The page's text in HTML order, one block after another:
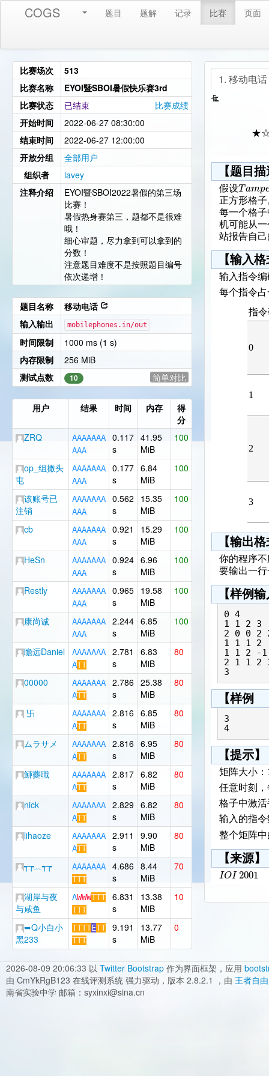
COGS 题目 题解 记录 比赛 页面
比赛场次
513
比赛名称
EYOI暨SBOI暑假快乐赛3rd
比赛状态
已结束
比赛成绩
开始时间
2022-06-27 08:30:00
结束时间
2022-06-27 12:00:00
开放分组
全部用户
组织者
lavey
注释介绍
EYOI暨SBOI2022暑假的第三场
比赛！
暑假热身赛第三，题都不是很难
哦！
细心审题，尽力拿到可以拿到的
分数！
注意题目难度不是按照题目编号
依次递增！
题目名称
移动电话
输入输出
mobilephones.in/out
时间限制
1000 ms (1 s)
内存限制
256 MiB
测试点数
10 简单对比
用户 结果 时间 内存
得
分
ZRQ
AAAAAAA
AAA
0.117
s
41.95
MiB
100
op_组撒头
屯
AAAAAAA
AAA
0.177
s
6.84
MiB
100
该账号已
注销
AAAAAAA
AAA
0.562
s
15.35
MiB
100
cb AAAAAAA
AAA
0.921
s
15.29
MiB
100
HeSn AAAAAAA
AAA
0.924
s
6.96
MiB
100
Restly AAAAAAA
AAA
0.965
s
19.58
MiB
100
康尚诚 AAAAAAA
AAA
2.244
s
6.85
MiB
100
瞻远Daniel AAAAAAA
ATT
2.781
s
6.83
MiB
80
00000 AAAAAAA
ATT
2.786
s
25.38
MiB
80
卐 AAAAAAA
ATT
2.816
s
6.85
MiB
80
ムラサメ AAAAAAA
ATT
2.816
s
6.95
MiB
80
䱖虁職 AAAAAAA
ATT
2.817
s
6.82
MiB
80
nick AAAAAAA
ATT
2.829
s
6.82
MiB
80
lihaoze AAAAAAA
ATT
2.911
s
9.90
MiB
80
┭┮﹏┭┮ AAAAAAA
TTT
4.686
s
8.44
MiB
70
湖岸与夜
与咸鱼
AWWWTTT
TTT
6.831
s
13.38
MiB
10
➥Q小白小
黑233
TTTTETT
TTT
9.191
s
13.77
MiB
0
1. 移动电话
★☆
【题目
假设Tamp
正方形格
每一个格
机可能从
站报告自
【输入
输入指令
每个指令
指
0
1
2
3
【输出
你的程序
要输出一
【样例
0 4
1 1 2 3
2 0 0 2
1 1 1 2
1 1 2 -1
2 1 1 2
【样例
3
【提示】
矩阵大小：
任意时刻
格子中激
输入的指
整个矩阵
【来源】
IOI 2001
2026-08-09 20:06:33 以 Twitter Bootstrap 作为界面框架，应用
由 CmYkRgB123 在线评测系统 强力驱动，版本 2.8.2.1 ，由 王者自由
南省实验中学 邮箱：syxinxi@sina.cn